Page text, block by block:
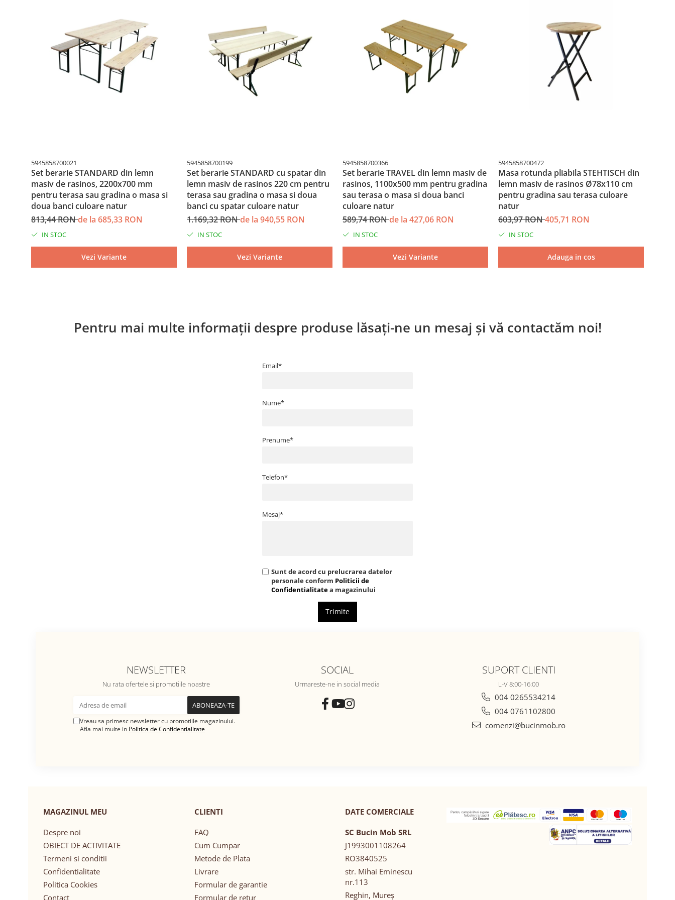
5945858700021
Set berarie STANDARD din lemn
masiv de rasinos, 2200x700 mm
pentru terasa sau gradina o masa si
doua banci culoare natur
813,44 RONde la 685,33 RON
IN STOC
Vezi Variante
5945858700199
Set berarie STANDARD cu spatar din
lemn masiv de rasinos 220 cm pentru
terasa sau gradina o masa si doua
banci cu spatar culoare natur
1.169,32 RONde la 940,55 RON
IN STOC
Vezi Variante
5945858700366
Set berarie TRAVEL din lemn masiv de
rasinos, 1100x500 mm pentru gradina
sau terasa o masa si doua banci
culoare natur
589,74 RONde la 427,06 RON
IN STOC
Vezi Variante
5945858700472
Masa rotunda pliabila STEHTISCH din
lemn masiv de rasinos Ø78x110 cm
pentru gradina sau terasa culoare
natur
603,97 RON405,71 RON
IN STOC
Adauga in cos
Pentru mai multe informații despre produse lăsați-ne un mesaj și vă contactăm noi!
Email*
Nume*
Prenume*
Telefon*
Mesaj*
Sunt de acord cu prelucrarea datelor
personale conform Politicii de
Confidentialitatea magazinului
Trimite
NEWSLETTER
Nu rata ofertele si promotiile noastre
Vreau sa primesc newsletter cu promotiile magazinului.
Afla mai multe in Politica de Confidentialitate
SOCIAL
Urmareste-ne in social media
SUPORT CLIENTI
L-V 8:00-16:00
004 0265534214
004 0761102800
comenzi@bucinmob.ro
MAGAZINUL MEU
Despre noi
OBIECT DE ACTIVITATE
Termeni si conditii
Confidentialitate
Politica Cookies
Contact
CLIENTI
FAQ
Cum Cumpar
Metode de Plata
Livrare
Formular de garantie
Formular de retur
DATE COMERCIALE
SC Bucin Mob SRL
J1993001108264
RO3840525
str. Mihai Eminescu
nr.113
Reghin, Mureș